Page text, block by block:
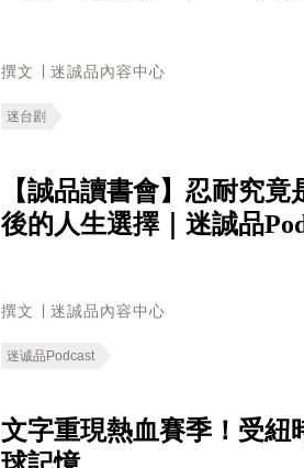
撰文 ∣ 迷誠品內容中心
迷台剧
【誠品讀書會】忍耐究
後的人生選擇｜迷誠品
撰文 ∣ 迷誠品內容中心
迷诚品Podcast
文字重現熱血賽季！受紐